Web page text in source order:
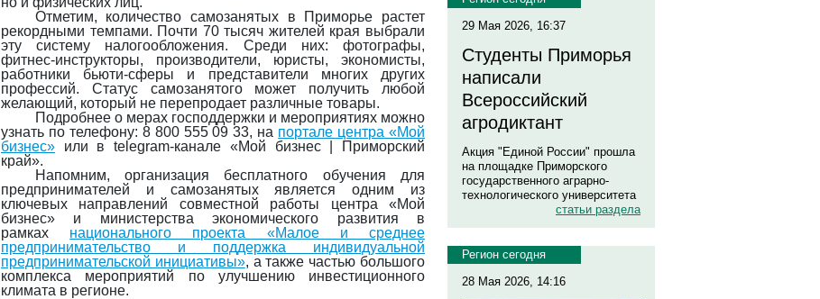
Отметим, количество самозанятых в Приморье растет
рекордными темпами. Почти 70 тысяч жителей края выбрали
эту систему налогообложения. Среди них: фотографы,
фитнес-инструкторы, производители, юристы, экономисты,
работники бьюти-сферы и представители многих других
профессий. Статус самозанятого может получить любой
желающий, который не перепродает различные товары.
Подробнее о мерах господдержки и мероприятиях можно
узнать по телефону: 8 800 555 09 33, на портале центра «Мой
бизнес» или в telegram-канале «Мой бизнес | Приморский
край».
Напомним, организация бесплатного обучения для
предпринимателей и самозанятых является одним из
ключевых направлений совместной работы центра «Мой
бизнес» и министерства экономического развития в
рамках национального проекта «Малое и среднее
предпринимательство и поддержка индивидуальной
предпринимательской инициативы», а также частью большого
комплекса мероприятий по улучшению инвестиционного
климата в регионе.
29 Мая 2026, 16:37
Студенты Приморья
написали
Всероссийский
агродиктант
Акция "Единой России" прошла
на площадке Приморского
государственного аграрно-
технологического университета
статьи раздела
Регион сегодня
28 Мая 2026, 14:16